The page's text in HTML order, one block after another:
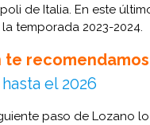
de Italia. En este
la temporada 2023-2024.
te
el 2026
paso de Lozano